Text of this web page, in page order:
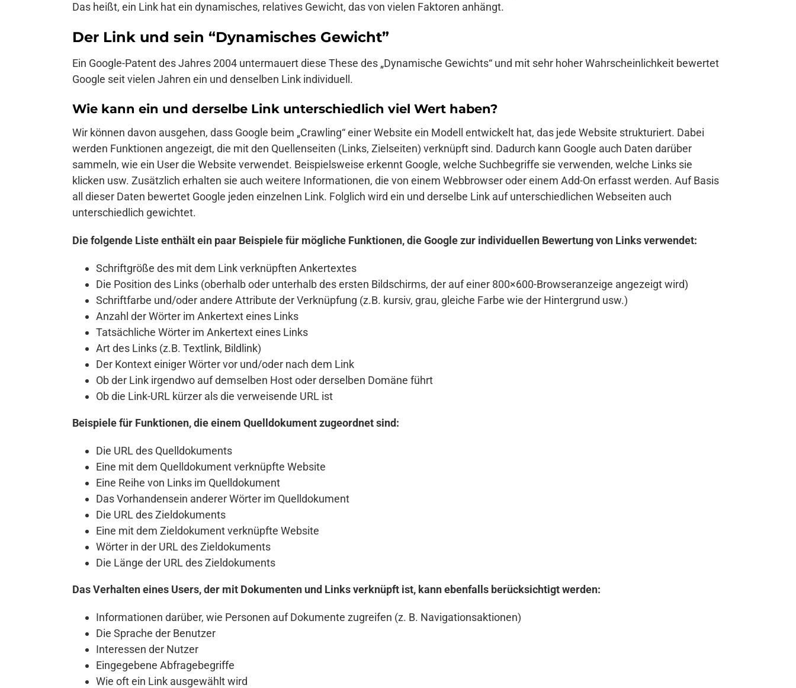
Das heißt, ein Link hat ein dynamisches, relatives Gewicht, das von vielen Faktoren anhängt.
Der Link und sein “Dynamisches Gewicht”
Ein Google-Patent des Jahres 2004 untermauert diese These des „Dynamische Gewichts“ und mit sehr hoher Wahrscheinlichkeit bewertet
Google seit vielen Jahren ein und denselben Link individuell.
Wie kann ein und derselbe Link unterschiedlich viel Wert haben?
Wir können davon ausgehen, dass Google beim „Crawling“ einer Website ein Modell entwickelt hat, das jede Website strukturiert. Dabei
werden Funktionen angezeigt, die mit den Quellenseiten (Links, Zielseiten) verknüpft sind. Dadurch kann Google auch Daten darüber
sammeln, wie ein User die Website verwendet. Beispielsweise erkennt Google, welche Suchbegriffe sie verwenden, welche Links sie
klicken usw. Zusätzlich erhalten sie auch weitere Informationen, die von einem Webbrowser oder einem Add-On erfasst werden. Auf Basis
all dieser Daten bewertet Google jeden einzelnen Link. Folglich wird ein und derselbe Link auf unterschiedlichen Webseiten auch
unterschiedlich gewichtet.
Die folgende Liste enthält ein paar Beispiele für mögliche Funktionen, die Google zur individuellen Bewertung von Links verwendet:
Schriftgröße des mit dem Link verknüpften Ankertextes
Die Position des Links (oberhalb oder unterhalb des ersten Bildschirms, der auf einer 800×600-Browseranzeige angezeigt wird)
Schriftfarbe und/oder andere Attribute der Verknüpfung (z.B. kursiv, grau, gleiche Farbe wie der Hintergrund usw.)
Anzahl der Wörter im Ankertext eines Links
Tatsächliche Wörter im Ankertext eines Links
Art des Links (z.B. Textlink, Bildlink)
Der Kontext einiger Wörter vor und/oder nach dem Link
Ob der Link irgendwo auf demselben Host oder derselben Domäne führt
Ob die Link-URL kürzer als die verweisende URL ist
Beispiele für Funktionen, die einem Quelldokument zugeordnet sind:
Die URL des Quelldokuments
Eine mit dem Quelldokument verknüpfte Website
Eine Reihe von Links im Quelldokument
Das Vorhandensein anderer Wörter im Quelldokument
Die URL des Zieldokuments
Eine mit dem Zieldokument verknüpfte Website
Wörter in der URL des Zieldokuments
Die Länge der URL des Zieldokuments
Das Verhalten eines Users, der mit Dokumenten und Links verknüpft ist, kann ebenfalls berücksichtigt werden:
Informationen darüber, wie Personen auf Dokumente zugreifen (z. B. Navigationsaktionen)
Die Sprache der Benutzer
Interessen der Nutzer
Eingegebene Abfragebegriffe
Wie oft ein Link ausgewählt wird